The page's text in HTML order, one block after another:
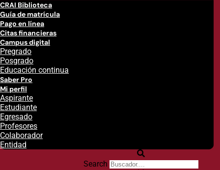
CRAI Biblioteca
Guía de matrícula
Pago en línea
Citas financieras
Campus digital
Pregrado
Posgrado
Educación continua
Saber Pro
Mi perfil
Aspirante
Estudiante
Egresado
Profesores
Colaborador
Entidad
Search